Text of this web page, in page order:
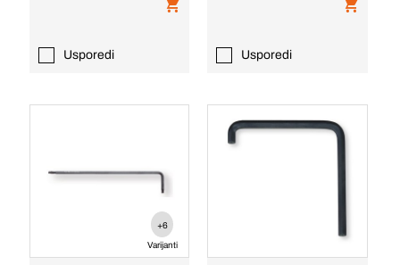
Usporedi Usporedi
+6
Varijanti